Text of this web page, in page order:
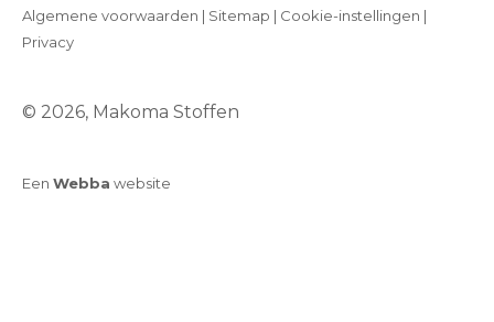
© 2026, Makoma Stoffen
Algemene voorwaarden | Sitemap | Cookie-instellingen |
Privacy
Een Webba website